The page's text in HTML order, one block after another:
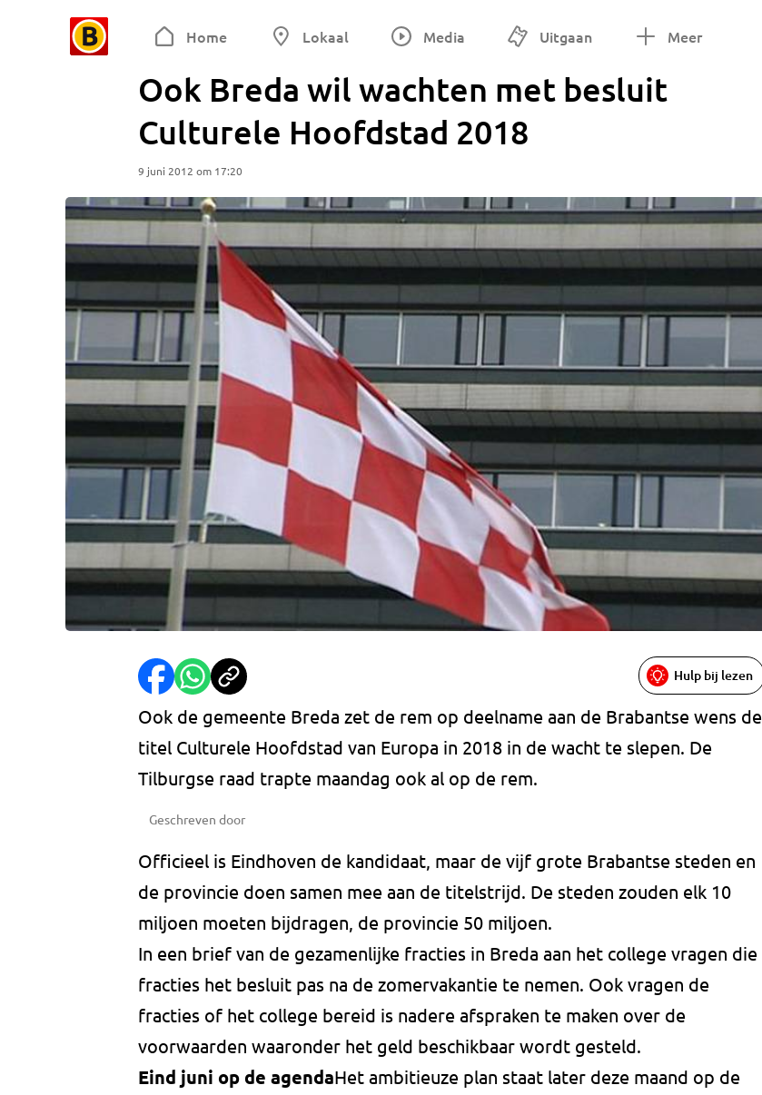
Home Lokaal Media Uitgaan Meer
Ook Breda wil wachten met besluit
Culturele Hoofdstad 2018
9 juni 2012 om 17:20
Hulp bij lezen
Ook de gemeente Breda zet de rem op deelname aan de Brabantse wens de
titel Culturele Hoofdstad van Europa in 2018 in de wacht te slepen. De
Tilburgse raad trapte maandag ook al op de rem.
Geschreven door
Officieel is Eindhoven de kandidaat, maar de vijf grote Brabantse steden en
de provincie doen samen mee aan de titelstrijd. De steden zouden elk 10
miljoen moeten bijdragen, de provincie 50 miljoen.
In een brief van de gezamenlijke fracties in Breda aan het college vragen die
fracties het besluit pas na de zomervakantie te nemen. Ook vragen de
fracties of het college bereid is nadere afspraken te maken over de
voorwaarden waaronder het geld beschikbaar wordt gesteld.
Eind juni op de agendaHet ambitieuze plan staat later deze maand op de